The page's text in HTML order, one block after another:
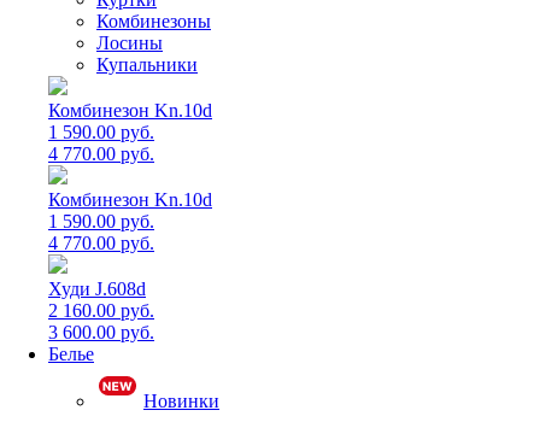
Комбинезоны
Лосины
Купальники
Комбинезон Kn.10d
1 590.00 руб.
4 770.00 руб.
Комбинезон Kn.10d
1 590.00 руб.
4 770.00 руб.
Худи J.608d
2 160.00 руб.
3 600.00 руб.
Белье
Новинки